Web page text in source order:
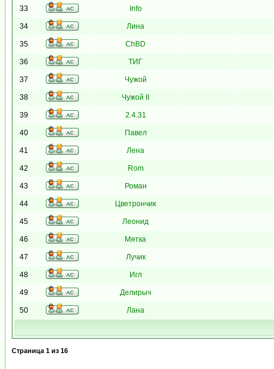
33 Info
34 Лина
35 ChBD
36 ТИГ
37 Чужой
38 Чужой II
39 2.4.31
40 Павел
41 Лена
42 Rom
43 Роман
44 Цветрончик
45 Леонид
46 Мятка
47 Лучик
48 Игл
49 Делирыч
50 Лана
Страница 1 из 16